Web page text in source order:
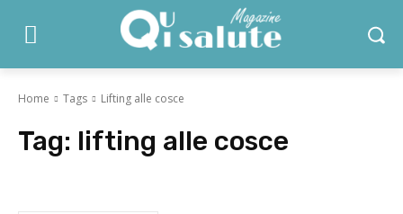
Home Tags Lifting alle cosce
Tag: lifting alle cosce